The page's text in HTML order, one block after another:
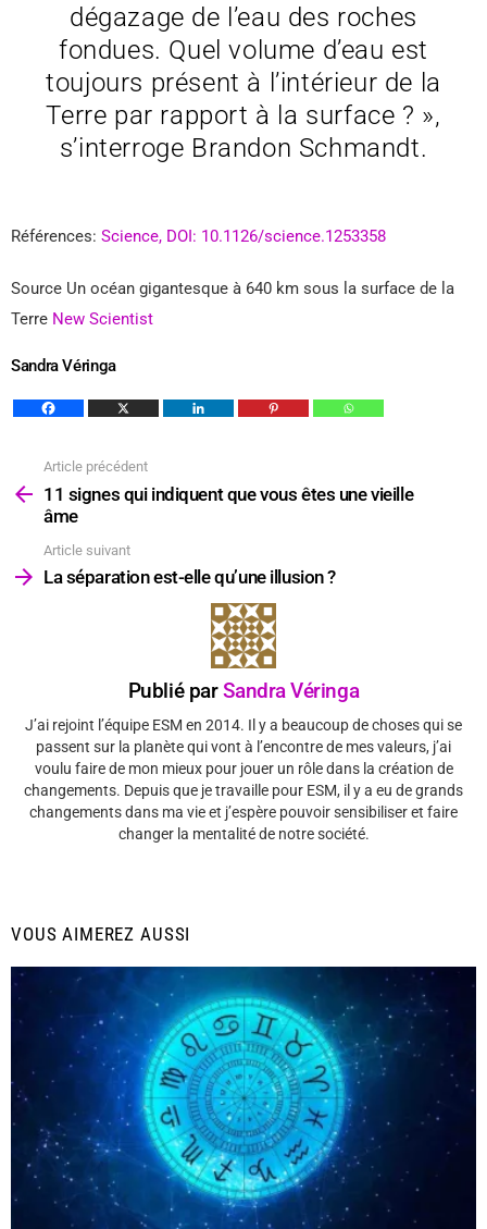
dégazage de l’eau des roches
fondues. Quel volume d’eau est
toujours présent à l’intérieur de la
Terre par rapport à la surface ? »,
s’interroge Brandon Schmandt.
Références: Science, DOI: 10.1126/science.1253358
Source Un océan gigantesque à 640 km sous la surface de la
Terre New Scientist
Sandra Véringa
plus
Article précédent
11 signes qui indiquent que vous êtes une vieille
âme
Article suivant
La séparation est-elle qu’une illusion ?
Publié parSandra Véringa
J’ai rejoint l’équipe ESM en 2014. Il y a beaucoup de choses qui se
passent sur la planète qui vont à l’encontre de mes valeurs, j’ai
voulu faire de mon mieux pour jouer un rôle dans la création de
changements. Depuis que je travaille pour ESM, il y a eu de grands
changements dans ma vie et j’espère pouvoir sensibiliser et faire
changer la mentalité de notre société.
VOUS AIMEREZ AUSSI